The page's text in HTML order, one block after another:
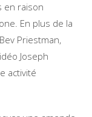
en raison
En plus de la
Priestman,
Joseph
activité